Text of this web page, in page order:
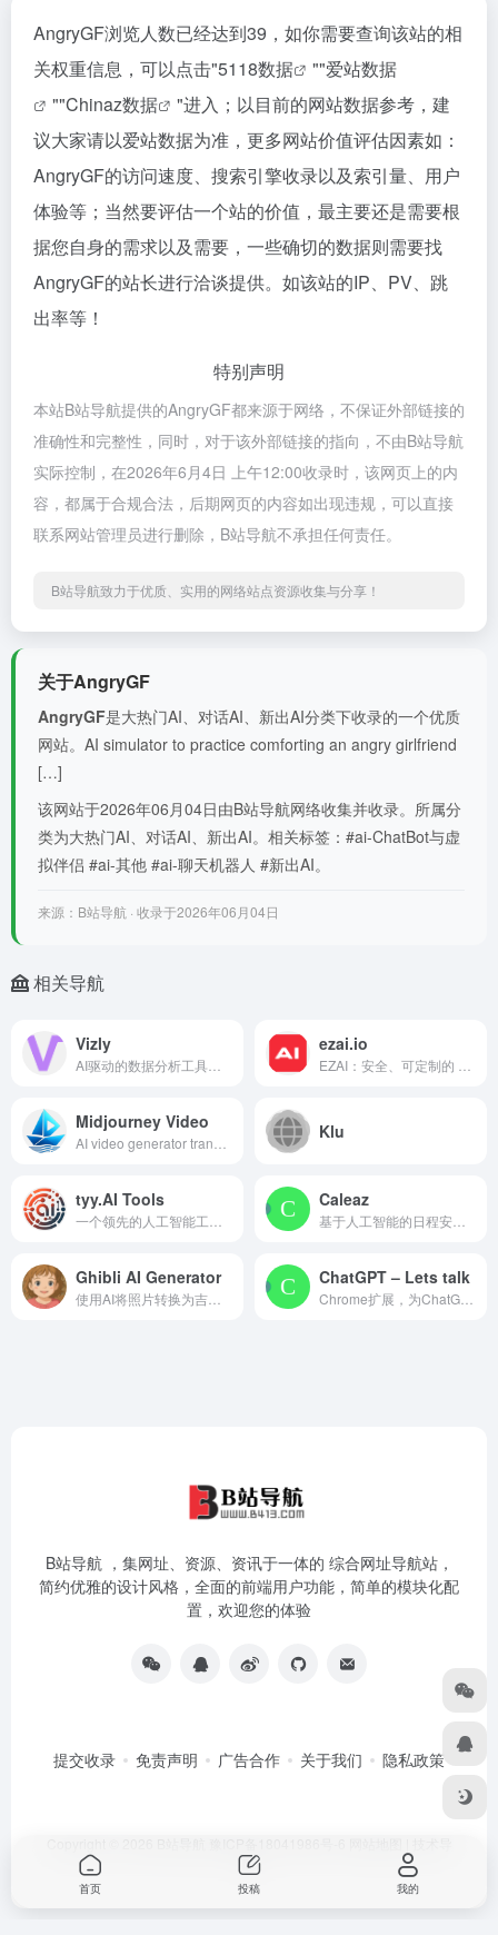
AngryGF浏览人数已经达到39，如你需要查询该站的相
关权重信息，可以点击"5118数据 ""爱站数据
""Chinaz数据
"进入；以目前的网站数据参考，建
议大家请以爱站数据为准，更多网站价值评估因素如：
AngryGF的访问速度、搜索引擎收录以及索引量、用户
体验等；当然要评估一个站的价值，最主要还是需要根
据您自身的需求以及需要，一些确切的数据则需要找
AngryGF的站长进行洽谈提供。如该站的IP、PV、跳
出率等！
特别声明
本站B站导航提供的AngryGF都来源于网络，不保证外部链接的
准确性和完整性，同时，对于该外部链接的指向，不由B站导航
实际控制，在2026年6月4日 上午12:00收录时，该网页上的内
容，都属于合规合法，后期网页的内容如出现违规，可以直接
联系网站管理员进行删除，B站导航不承担任何责任。
B站导航致力于优质、实用的网络站点资源收集与分享！
关于AngryGF
AngryGF是大热门AI、对话AI、新出AI分类下收录的一个优质
网站。AI simulator to practice comforting an angry girlfriend
[…]
该网站于2026年06月04日由B站导航网络收集并收录。所属分
类为大热门AI、对话AI、新出AI。相关标签：#ai-ChatBot与虚
拟伴侣 #ai-其他 #ai-聊天机器人 #新出AI。
来源：B站导航 · 收录于2026年06月04日
相关导航
Vizly ezai.io
Midjourney Video Klu
tyy.AI Tools Caleaz
Ghibli AI Generator ChatGPT – Lets talk
B站导航 ，集网址、资源、资讯于一体的 综合网址导航站，
简约优雅的设计风格，全面的前端用户功能，简单的模块化配
置，欢迎您的体验
提交收录 免责声明 广告合作 关于我们 隐私政策
航
首页 投稿 我的